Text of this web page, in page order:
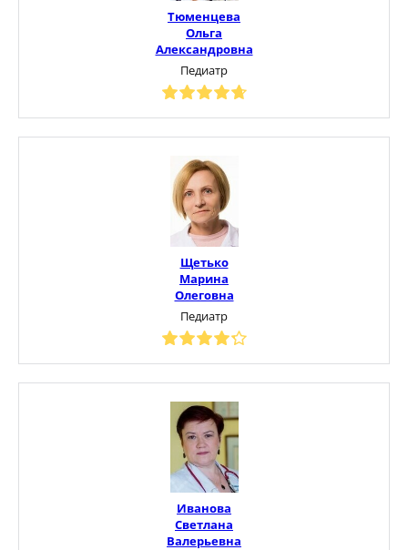
Тюменцева
Ольга
Александровна
Педиатр
Щетько
Марина
Олеговна
Педиатр
Иванова
Светлана
Валерьевна